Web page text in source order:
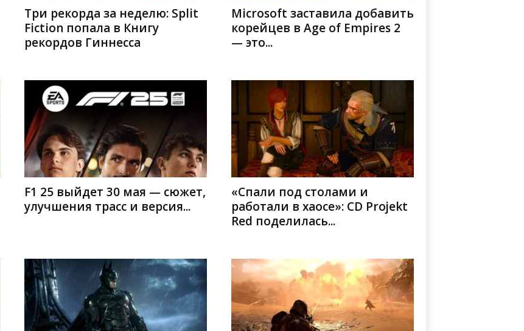
Три рекорда за неделю: Split
Fiction попала в Книгу
рекордов Гиннесса
Microsoft заставила добавить
корейцев в Age of Empires 2
— это...
F1 25 выйдет 30 мая — сюжет,
улучшения трасс и версия...
«Спали под столами и
работали в хаосе»: CD Projekt
Red поделилась...